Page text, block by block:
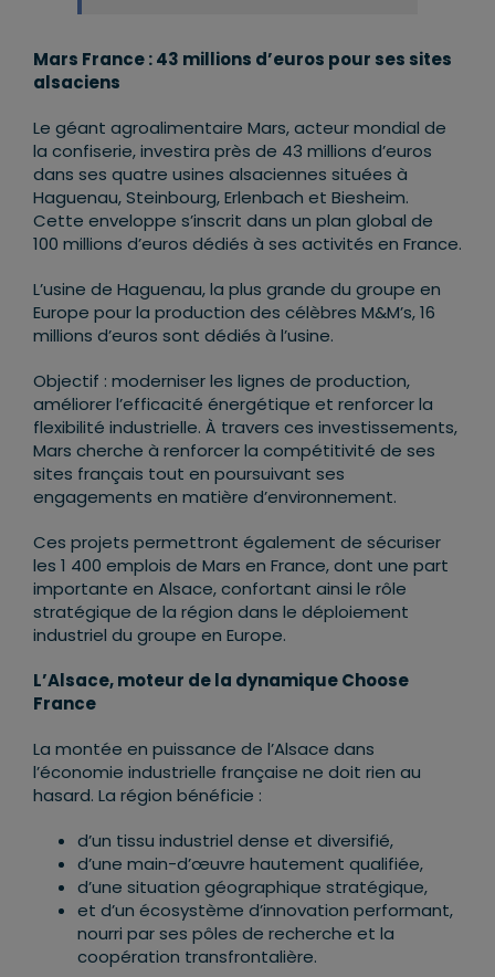
Mars France : 43 millions d’euros pour ses sites
alsaciens
Le géant agroalimentaire Mars, acteur mondial de
la confiserie, investira près de 43 millions d’euros
dans ses quatre usines alsaciennes situées à
Haguenau, Steinbourg, Erlenbach et Biesheim.
Cette enveloppe s’inscrit dans un plan global de
100 millions d’euros dédiés à ses activités en France.
L’usine de Haguenau, la plus grande du groupe en
Europe pour la production des célèbres M&M’s, 16
millions d’euros sont dédiés à l’usine.
Objectif : moderniser les lignes de production,
améliorer l’efficacité énergétique et renforcer la
flexibilité industrielle. À travers ces investissements,
Mars cherche à renforcer la compétitivité de ses
sites français tout en poursuivant ses
engagements en matière d’environnement.
Ces projets permettront également de sécuriser
les 1 400 emplois de Mars en France, dont une part
importante en Alsace, confortant ainsi le rôle
stratégique de la région dans le déploiement
industriel du groupe en Europe.
L’Alsace, moteur de la dynamique Choose
France
La montée en puissance de l’Alsace dans
l’économie industrielle française ne doit rien au
hasard. La région bénéficie :
d’un tissu industriel dense et diversifié,
d’une main-d’œuvre hautement qualifiée,
d’une situation géographique stratégique,
et d’un écosystème d’innovation performant,
nourri par ses pôles de recherche et la
coopération transfrontalière.